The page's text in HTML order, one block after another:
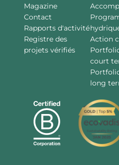
Magazine
Contact
Rapports d'activité
Registre des
projets vérifiés
Action
court
long